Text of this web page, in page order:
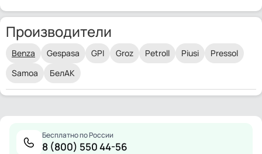
Производители
Benza Gespasa GPI Groz Petroll Piusi
Pressol
Samoa
БелАК
Бесплатно по России
8 (800) 550 44-56